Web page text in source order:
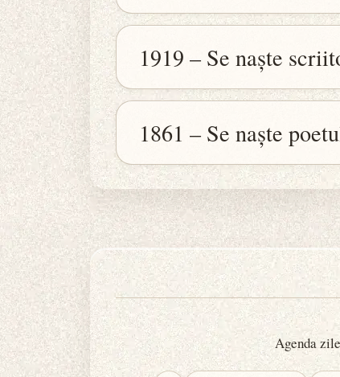
1919 – Se naște
1861 – Se naște
Agenda